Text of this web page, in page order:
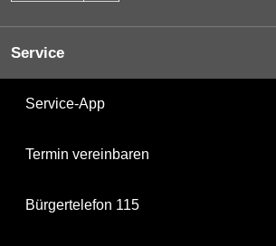
Service
Service-App
Termin vereinbaren
Bürgertelefon 115